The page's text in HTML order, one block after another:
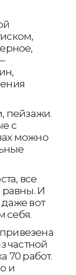
пейзажи.
с
можно
все
равны. И
даже вот
себя.
частной
70 работ.
и